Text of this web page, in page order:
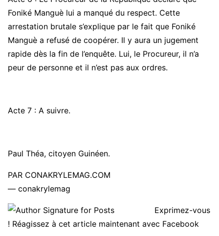
Foniké Manguè lui a manqué du respect. Cette
arrestation brutale s’explique par le fait que Foniké
Manguè a refusé de coopérer. Il y aura un jugement
rapide dès la fin de l’enquête. Lui, le Procureur, il n’a
peur de personne et il n’est pas aux ordres.
Acte 7 : A suivre.
Paul Théa, citoyen Guinéen.
PAR CONAKRYLEMAG.COM
— conakrylemag
Exprimez-vous
! Réagissez à cet article maintenant avec Facebook